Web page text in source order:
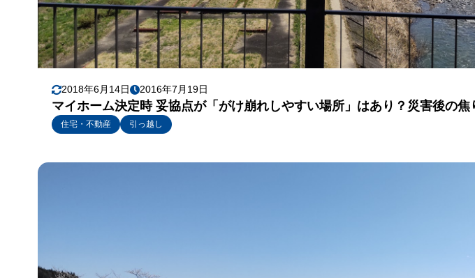
2018年6月14日 2016年7月19日
マイホーム決定時 妥協点が「がけ崩れしやすい場所」はあり？災害後の焦
住宅・不動産
引っ越し